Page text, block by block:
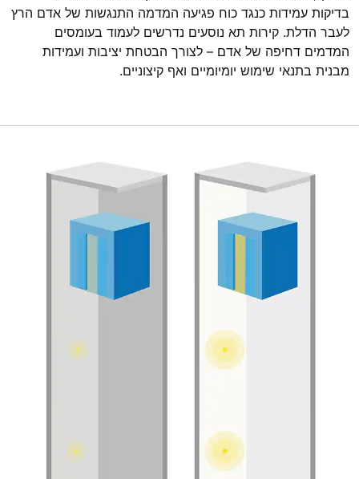
בדיקות עמידות כנגד כוח פגיעה המדמה התנגשות של אדם הרץ
לעבר הדלת. קירות תא נוסעים נדרשים לעמוד בעומסים
המדמים דחיפה של אדם – לצורך הבטחת יציבות ועמידות
מבנית בתנאי שימוש יומיומיים ואף קיצוניים.